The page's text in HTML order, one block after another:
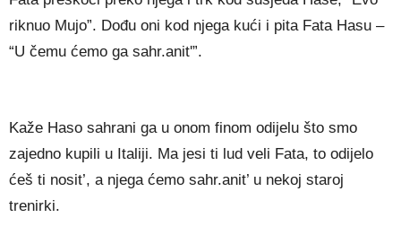
riknuo Mujo”. Dođu oni kod njega kući i pita Fata Hasu –
“U čemu ćemo ga sahr.anit'”.
Kaže Haso sahrani ga u onom finom odijelu što smo
zajedno kupili u Italiji. Ma jesi ti lud veli Fata, to odijelo
ćeš ti nosit’, a njega ćemo sahr.anit’ u nekoj staroj
trenirki.